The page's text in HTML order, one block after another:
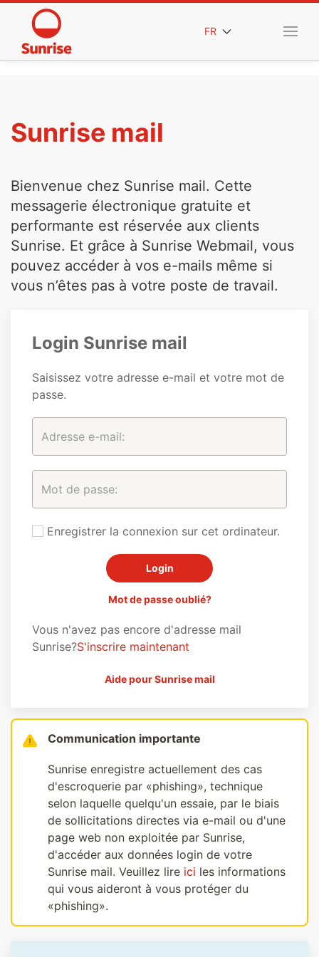
FR
Sunrise mail
Bienvenue chez Sunrise mail. Cette
messagerie électronique gratuite et
performante est réservée aux clients
Sunrise. Et grâce à Sunrise Webmail, vous
pouvez accéder à vos e-mails même si
vous n’êtes pas à votre poste de travail.
Login Sunrise mail
Saisissez votre adresse e-mail et votre mot de
passe.
Enregistrer la connexion sur cet ordinateur.
Mot de passe oublié?
Vous n'avez pas encore d'adresse mail
Sunrise?S'inscrire maintenant
Aide pour Sunrise mail
Communication importante
Sunrise enregistre actuellement des cas
d'escroquerie par «phishing», technique
selon laquelle quelqu'un essaie, par le biais
de sollicitations directes via e-mail ou d'une
page web non exploitée par Sunrise,
d'accéder aux données login de votre
Sunrise mail. Veuillez lire ici les informations
qui vous aideront à vous protéger du
«phishing».